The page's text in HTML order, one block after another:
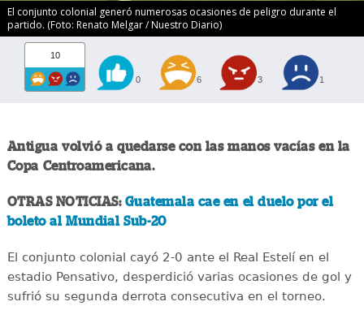
El conjunto colonial generó numerosas ocasiones de peligro durante el
partido. (Foto: Renato Melgar / Nuestro Diario)
10
0 6 3 1
Antigua volvió a quedarse con las manos vacías en la
Copa Centroamericana.
OTRAS NOTICIAS: Guatemala cae en el duelo por el
boleto al Mundial Sub-20
El conjunto colonial cayó 2-0 ante el Real Estelí en el
estadio Pensativo, desperdició varias ocasiones de gol y
sufrió su segunda derrota consecutiva en el torneo.